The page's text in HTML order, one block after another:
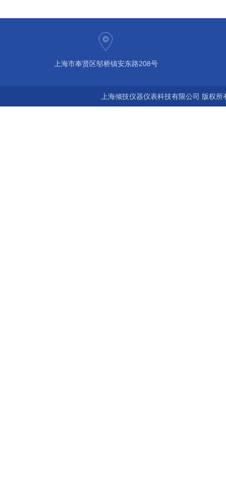
上海市奉贤区邬桥镇安东路208号
上海倾技仪器仪表科技有限公司 版权